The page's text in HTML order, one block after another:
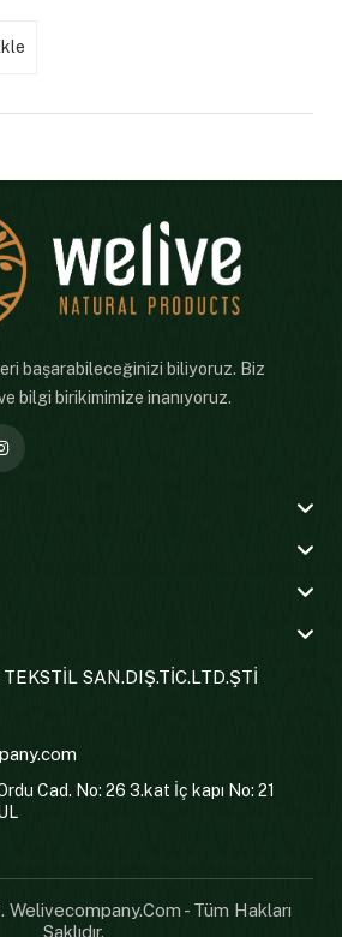
başarabileceğinizi biliyoruz. Biz
bilgi birikimimize inanıyoruz.
SAN.DIŞ.TİC.LTD.ŞTİ
Cad. No: 26 3.kat İç kapı No: 21
- Tüm Hakları
Saklıdır.